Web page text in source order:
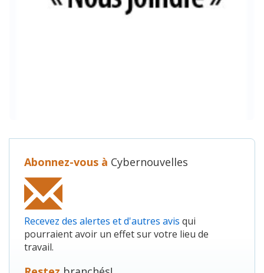
Abonnez-vous à Cybernouvelles
Recevez des alertes et d'autres avis qui
pourraient avoir un effet sur votre lieu de
travail.